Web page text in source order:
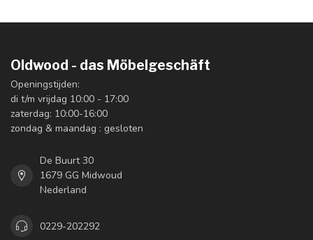
Oldwood - das Möbelgeschäft
Openingstijden:
di t/m vrijdag 10:00 - 17:00
zaterdag: 10:00-16:00
zondag & maandag : gesloten
De Buurt 30
1679 GG Midwoud
Nederland
0229-202292